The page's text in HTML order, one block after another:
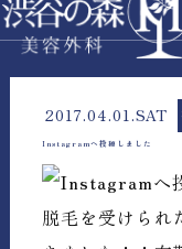
2017.04.01.SAT
Instagramへ投稿しました
脱毛を受けられ